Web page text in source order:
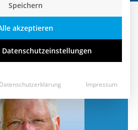
ist
Speichern
akzeptieren
Datenschutzerklärung Impressum